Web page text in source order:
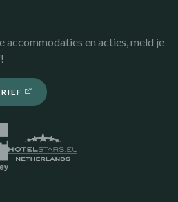
accommodaties en acties, meld je